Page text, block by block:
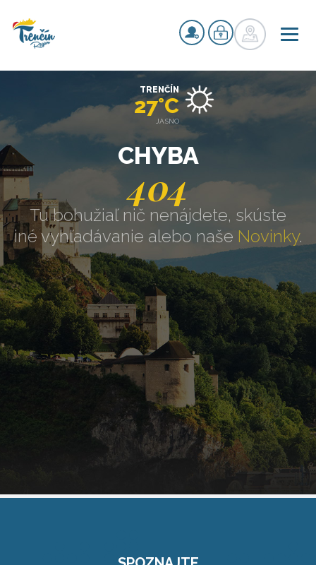
CHYBA
404
Tu bohužiaľ nič nenájdete, skúste
iné vyhľadávanie alebo naše Novinky.
TRENČÍN
27°C
JASNO